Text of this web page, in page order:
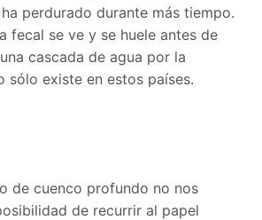
perdurado durante más tiempo.
fecal se ve y se huele antes de
cascada de agua por la
sólo existe en estos países.
de cuenco profundo no nos
de recurrir al papel